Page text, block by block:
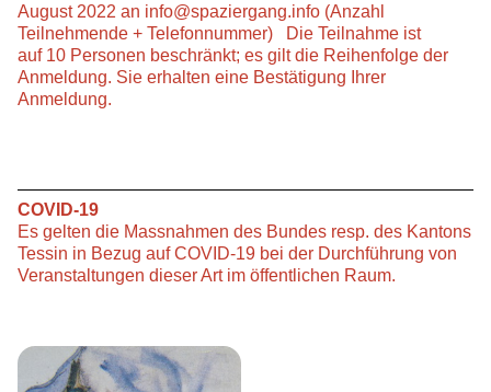
August 2022 an info@spaziergang.info (Anzahl
Teilnehmende + Telefonnummer) Die Teilnahme ist
auf 10 Personen beschränkt; es gilt die Reihenfolge der
Anmeldung. Sie erhalten eine Bestätigung Ihrer
Anmeldung.
COVID-19
Es gelten die Massnahmen des Bundes resp. des Kantons
Tessin in Bezug auf COVID-19 bei der Durchführung von
Veranstaltungen dieser Art im öffentlichen Raum.